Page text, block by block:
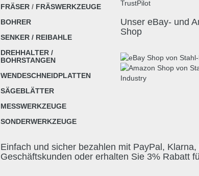
FRÄSER / FRÄSWERKZEUGE
BOHRER
SENKER / REIBAHLE
DREHHALTER /
BOHRSTANGEN
WENDESCHNEIDPLATTEN
SÄGEBLÄTTER
MESSWERKZEUGE
SONDERWERKZEUGE
Unser eBay- und
Shop
Einfach und sicher bezahlen mit PayPal,
Geschäftskunden oder erhalten Sie 3% Rabatt